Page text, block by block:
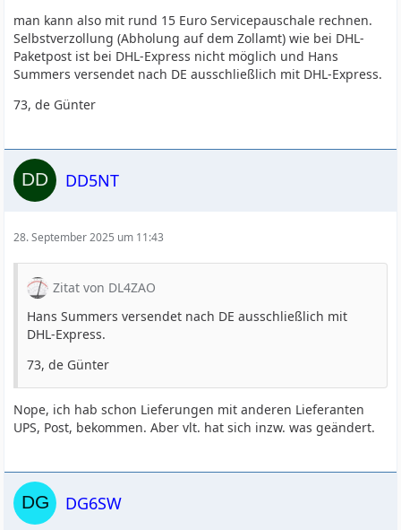
man kann also mit rund 15 Euro Servicepauschale rechnen.
Selbstverzollung (Abholung auf dem Zollamt) wie bei DHL-
Paketpost ist bei DHL-Express nicht möglich und Hans
Summers versendet nach DE ausschließlich mit DHL-Express.
73, de Günter
DD5NT
28. September 2025 um 11:43
Zitat von DL4ZAO
Hans Summers versendet nach DE ausschließlich mit
DHL-Express.
73, de Günter
Nope, ich hab schon Lieferungen mit anderen Lieferanten
UPS, Post, bekommen. Aber vlt. hat sich inzw. was geändert.
DG6SW